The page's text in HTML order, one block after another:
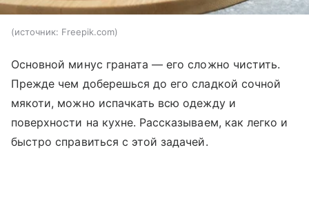
источник: Freepik.com
Основной минус граната — его сложно чистить.
Прежде чем доберешься до его сладкой сочной
мякоти, можно испачкать всю одежду и
поверхности на кухне. Рассказываем, как легко и
быстро справиться с этой задачей.